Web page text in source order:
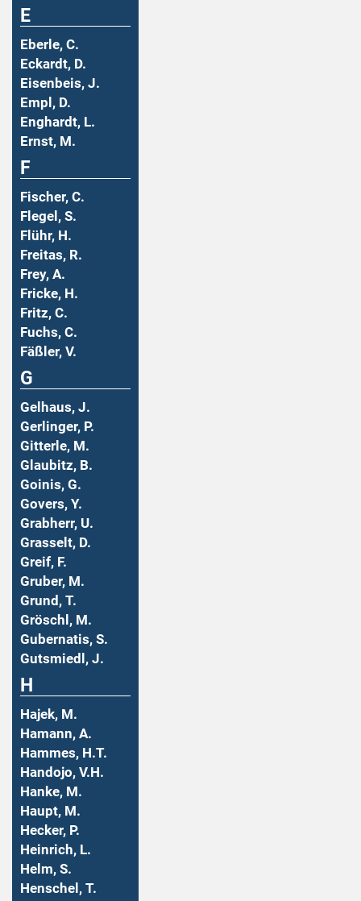
E
Eberle, C.
Eckardt, D.
Eisenbeis, J.
Empl, D.
Enghardt, L.
Ernst, M.
F
Fischer, C.
Flegel, S.
Flühr, H.
Freitas, R.
Frey, A.
Fricke, H.
Fritz, C.
Fuchs, C.
Fäßler, V.
G
Gelhaus, J.
Gerlinger, P.
Gitterle, M.
Glaubitz, B.
Goinis, G.
Govers, Y.
Grabherr, U.
Grasselt, D.
Greif, F.
Gruber, M.
Grund, T.
Gröschl, M.
Gubernatis, S.
Gutsmiedl, J.
H
Hajek, M.
Hamann, A.
Hammes, H.T.
Handojo, V.H.
Hanke, M.
Haupt, M.
Hecker, P.
Heinrich, L.
Helm, S.
Henschel, T.